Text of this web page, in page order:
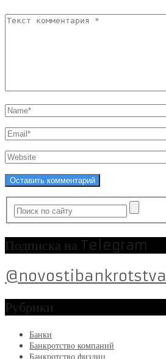
Подписка на Telegram
@novostibankrotstva
Рубрики
Банки
Банкротство компаний